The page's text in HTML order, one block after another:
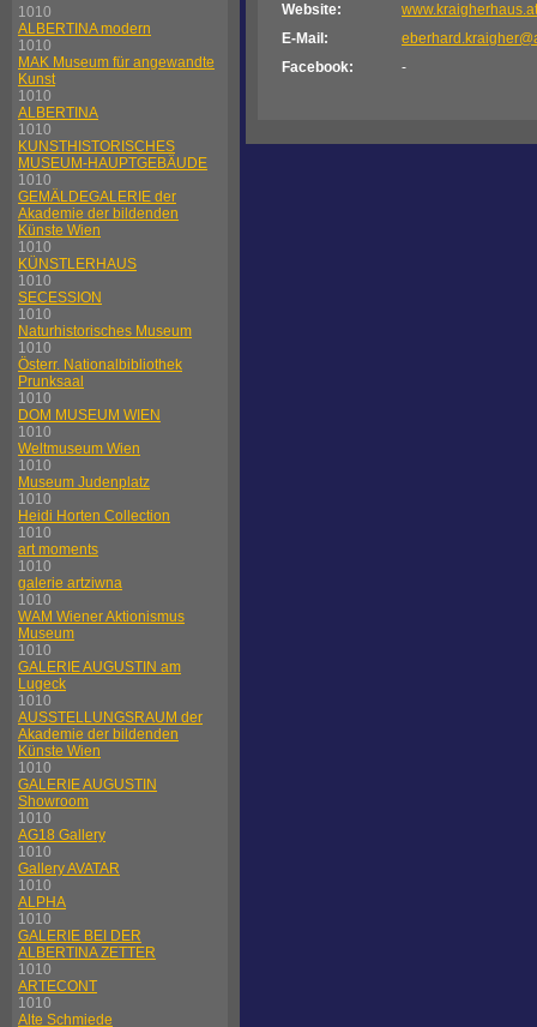
1010
ALBERTINA modern
1010
MAK Museum für angewandte
Kunst
1010
ALBERTINA
1010
KUNSTHISTORISCHES
MUSEUM-HAUPTGEBÄUDE
1010
GEMÄLDEGALERIE der
Akademie der bildenden
Künste Wien
1010
KÜNSTLERHAUS
1010
SECESSION
1010
Naturhistorisches Museum
1010
Österr. Nationalbibliothek
Prunksaal
1010
DOM MUSEUM WIEN
1010
Weltmuseum Wien
1010
Museum Judenplatz
1010
Heidi Horten Collection
1010
art moments
1010
galerie artziwna
1010
WAM Wiener Aktionismus
Museum
1010
GALERIE AUGUSTIN am
Lugeck
1010
AUSSTELLUNGSRAUM der
Akademie der bildenden
Künste Wien
1010
GALERIE AUGUSTIN
Showroom
1010
AG18 Gallery
1010
Gallery AVATAR
1010
ALPHA
1010
GALERIE BEI DER
ALBERTINA ZETTER
1010
ARTECONT
1010
Alte Schmiede
Website:
www.kraigherhaus.at
E-Mail:
Facebook:
-